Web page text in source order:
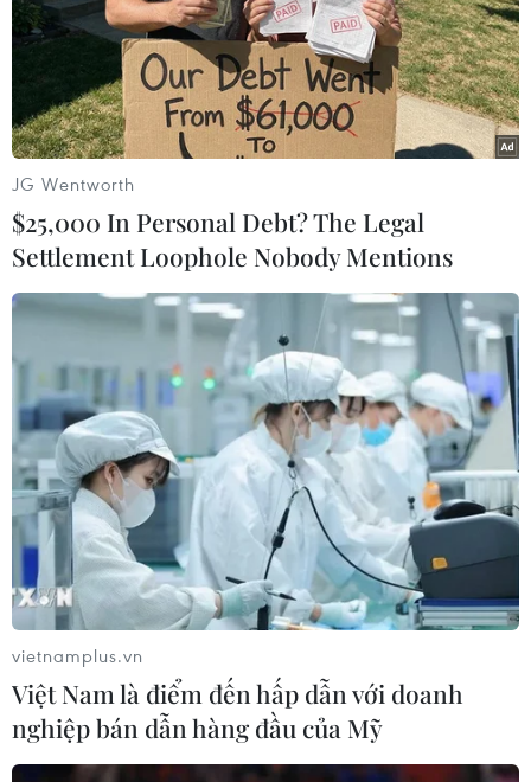
https://www.apple.com/vn/ios/feature-
availability/#apple-wallet-apple-pay./.
(Vietnam+)
#TPBank #Apple Pay #iPhone
#Apple Watch
#Thanh toán trực tiếp
#Face ID
#Touch ID
#Thẻ tín dụng
#Thẻ ghi nợ
JG Wentworth
$25,000 In Personal Debt? The Legal
Settlement Loophole Nobody Mentions
vietnamplus.vn
Việt Nam là điểm đến hấp dẫn với doanh
nghiệp bán dẫn hàng đầu của Mỹ